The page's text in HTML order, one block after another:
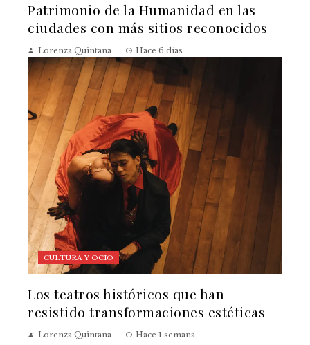
Patrimonio de la Humanidad en las
ciudades con más sitios reconocidos
Lorenza Quintana Hace 6 días
CULTURA Y OCIO
Los teatros históricos que han
resistido transformaciones estéticas
Lorenza Quintana Hace 1 semana